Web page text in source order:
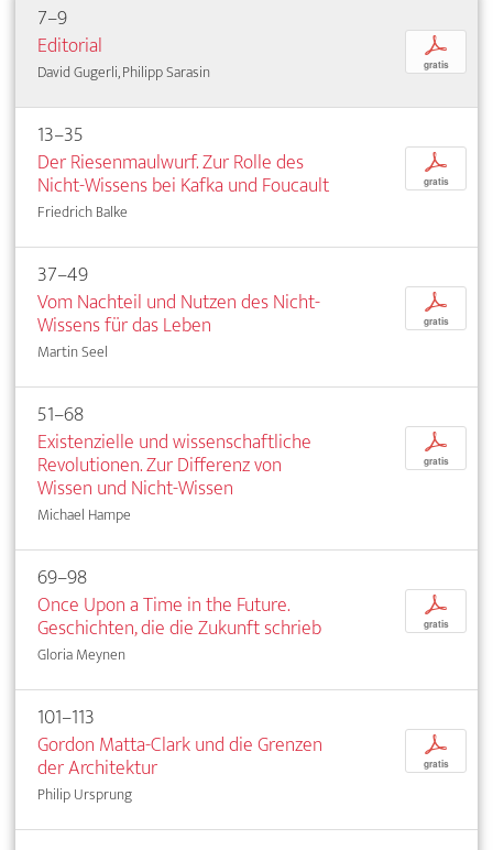
7–9
Editorial
David Gugerli, Philipp Sarasin
p
gratis
13–35
Der Riesenmaulwurf. Zur Rolle des
Nicht-Wissens bei Kafka und Foucault
Friedrich Balke
p
gratis
37–49
Vom Nachteil und Nutzen des Nicht-
Wissens für das Leben
Martin Seel
p
gratis
51–68
Existenzielle und wissenschaftliche
Revolutionen. Zur Differenz von
Wissen und Nicht-Wissen
Michael Hampe
p
gratis
69–98
Once Upon a Time in the Future.
Geschichten, die die Zukunft schrieb
Gloria Meynen
p
gratis
101–113
Gordon Matta-Clark und die Grenzen
der Architektur
Philip Ursprung
p
gratis